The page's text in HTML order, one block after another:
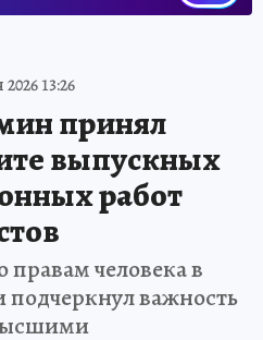
13:26
принял
выпускных
работ
человека в
подчеркнул важность